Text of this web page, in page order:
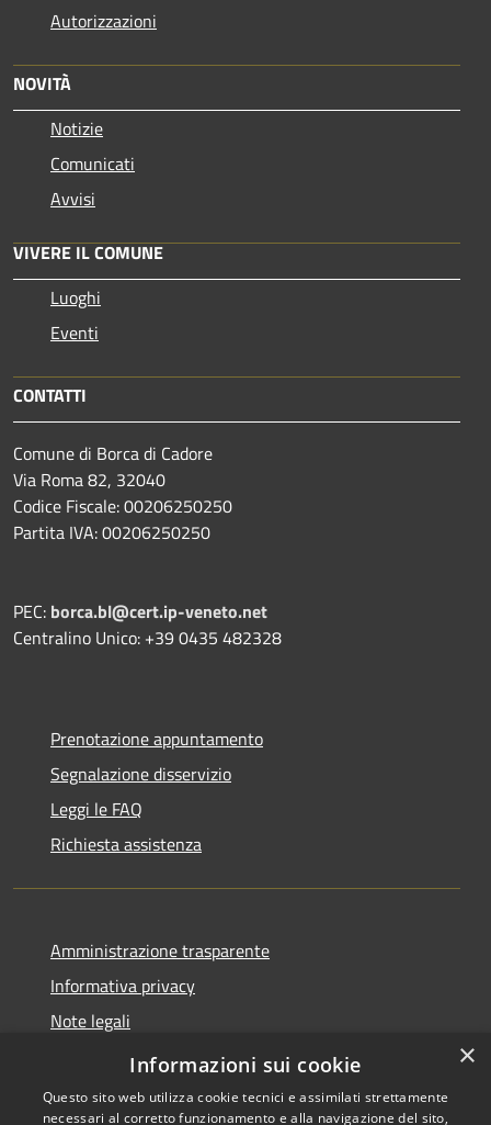
Autorizzazioni
NOVITÀ
Notizie
Comunicati
Avvisi
VIVERE IL COMUNE
Luoghi
Eventi
CONTATTI
Comune di Borca di Cadore
Via Roma 82, 32040
Codice Fiscale: 00206250250
Partita IVA: 00206250250
PEC: borca.bl@cert.ip-veneto.net
Centralino Unico: +39 0435 482328
Prenotazione appuntamento
Segnalazione disservizio
Leggi le FAQ
Richiesta assistenza
Amministrazione trasparente
Informativa privacy
Note legali
Dichiarazione di accessibilità
×
Informazioni sui cookie
Questo sito web utilizza cookie tecnici e assimilati strettamente
necessari al corretto funzionamento e alla navigazione del sito,